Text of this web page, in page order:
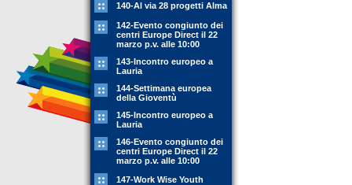
140-Al via 28 progetti Alma
142-Evento congiunto dei
centri Europe Direct il 22
marzo p.v. alle 10:00
143-Incontro europeo a
Lauria
144-Settimana europea
della Gioventù
145-Incontro europeo a
Lauria
146-Evento congiunto dei
centri Europe Direct il 22
marzo p.v. alle 10:00
147-Work Wise Youth